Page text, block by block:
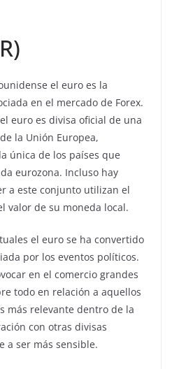
el euro es la
en el mercado de Forex.
euro es divisa oficial de una
la Unión Europea,
única de los países que
eurozona. Incluso hay
a este conjunto utilizan el
valor de su moneda local.
el euro se ha convertido
por los eventos políticos.
en el comercio grandes
todo en relación a aquellos
más relevante dentro de la
con otras divisas
a ser más sensible.